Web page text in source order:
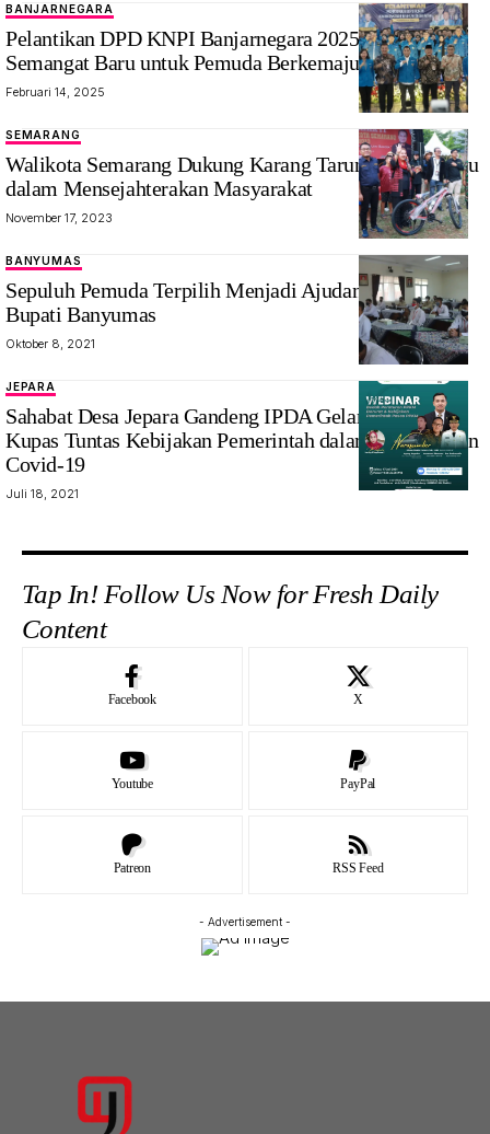
BANJARNEGARA
Pelantikan DPD KNPI Banjarnegara 2025-2028,
Semangat Baru untuk Pemuda Berkemajuan
Februari 14, 2025
SEMARANG
Walikota Semarang Dukung Karang Taruna Lebih Maju
dalam Mensejahterakan Masyarakat
November 17, 2023
BANYUMAS
Sepuluh Pemuda Terpilih Menjadi Ajudan Milenial
Bupati Banyumas
Oktober 8, 2021
JEPARA
Sahabat Desa Jepara Gandeng IPDA Gelar Webinar
Kupas Tuntas Kebijakan Pemerintah dalam Penanganan
Covid-19
Juli 18, 2021
Tap In! Follow Us Now for Fresh Daily
Content
Facebook X
Youtube PayPal
Patreon RSS Feed
- Advertisement -